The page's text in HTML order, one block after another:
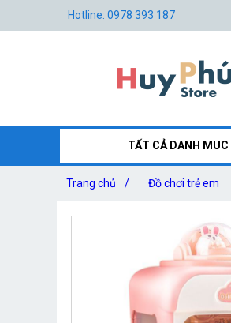
Hotline: 0978 393 187
TẤT CẢ DANH MUC
Trang chủ / Đồ chơi trẻ em